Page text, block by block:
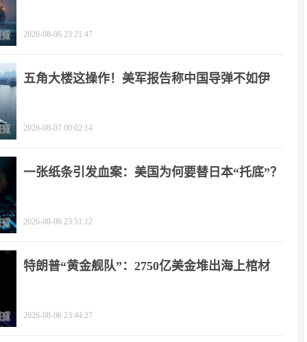
2026-08-06 23:21:47
五角大楼这操作！美军报告称中国导弹不如伊
2026-08-07 00:02:14
一张纸条引发血案：美国为何要替日本“托底”？
2026-08-06 23:51:12
特朗普“黄金舰队”：2750亿美金堆出海上棺材
2026-08-06 23:44:27